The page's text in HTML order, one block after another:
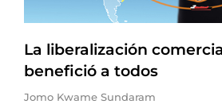
La liberalización
benefició a todos
Jomo Kwame Sundaram